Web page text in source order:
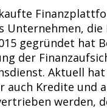
Unternehmen, die
gegründet hat
der
Aktuell hat
auch Kredite und
werden,